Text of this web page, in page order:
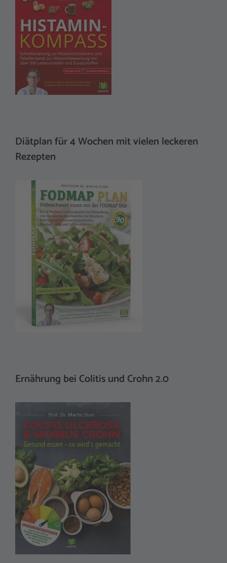
Diätplan für 4 Wochen mit vielen leckeren
Rezepten
Ernährung bei Colitis und Crohn 2.0